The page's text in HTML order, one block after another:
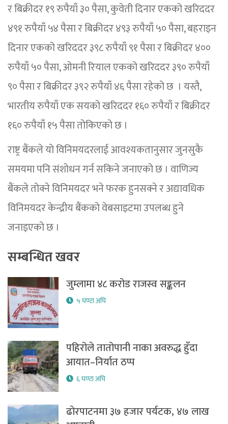
र बिक्रीदर १९ रुपैयाँ ३० पैसा, कुवेती दिनार एकको खरिददर
४९१ रुपैयाँ ५४ पैसा र बिक्रीदर ४९३ रुपैयाँ ५० पैसा, बहराइन
दिनार एकको खरिददर ३९८ रुपैयाँ ९१ पैसा र बिक्रीदर ४००
रुपैयाँ ५० पैसा, ओमनी रियाल एकको खरिददर ३९० रुपैयाँ
९० पैसा र बिक्रीदर ३९२ रुपैयाँ ४६ पैसा रहेको छ । यस्तै,
भारतीय रुपैयाँ एक सयको खरिददर १६० रुपैयाँ र बिक्रीदर
१६० रुपैयाँ १५ पैसा तोकिएको छ ।
राष्ट्र बैंकले यो विनिमयदरलाई आवश्यकतानुसार जुनसुकै
समयमा पनि संशोधन गर्न सकिने जनाएको छ । वाणिज्य
बैंकले तोक्ने विनिमयदर भने फरक हुनसक्ने र अद्यावधिक
विनिमयदर केन्द्रीय बैंकको वेबसाइटमा उपलब्ध हुने
जनाइएको छ ।
सम्बन्धित खवर
जुम्लामा ४८ करोड राजस्व सङ्कलन
५ घण्टा अघि
पहिरोले तातोपानी नाका अवरुद्ध हुँदा
आयात–निर्यात ठप्प
६ घण्टा अघि
ढोरपाटनमा ३७ हजार पर्यटक, ४७ लाख